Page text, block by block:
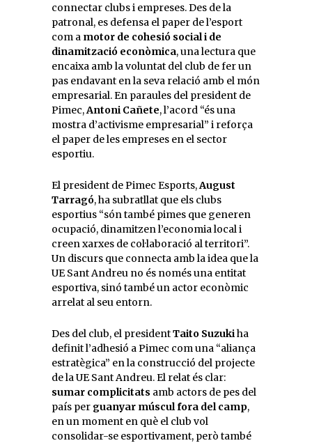
connectar clubs i empreses. Des de la
patronal, es defensa el paper de l’esport
com a motor de cohesió social i de
dinamització econòmica, una lectura que
encaixa amb la voluntat del club de fer un
pas endavant en la seva relació amb el món
empresarial. En paraules del president de
Pimec,Antoni Cañete, l’acord “és una
mostra d’activisme empresarial” i reforça
el paper de les empreses en el sector
esportiu.
El president de Pimec Esports,August
Tarragó, ha subratllat que els clubs
esportius “són també pimes que generen
ocupació, dinamitzen l’economia local i
creen xarxes de col·laboració al territori”.
Un discurs que connecta amb la idea que la
UE Sant Andreu no és només una entitat
esportiva, sinó també un actor econòmic
arrelat al seu entorn.
Des del club, el presidentTaito Suzukiha
definit l’adhesió a Pimec com una “aliança
estratègica” en la construcció del projecte
de la UE Sant Andreu. El relat és clar:
sumar complicitats amb actors de pes del
país per guanyar múscul fora del camp,
en un moment en què el club vol
consolidar-se esportivament, però també